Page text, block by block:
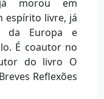
já morou em
espírito livre, já
da Europa e
É coautor no
do livro O
Reflexões